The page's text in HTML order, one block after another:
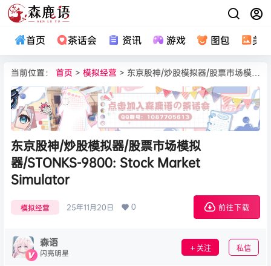
首页 茶话会 资讯 游戏 图包 美
当前位置： 首页 > 模拟经营 > 东京股神/炒股模拟器/股票市场模拟器/STONKS-9800: Stock Market Simulator
东京股神/炒股模拟器/股票市场模拟
器/STONKS-9800: Stock Market
Simulator
模拟经营 25年11月20日 0 前往下载
森语
闪亮明星 关注 私信